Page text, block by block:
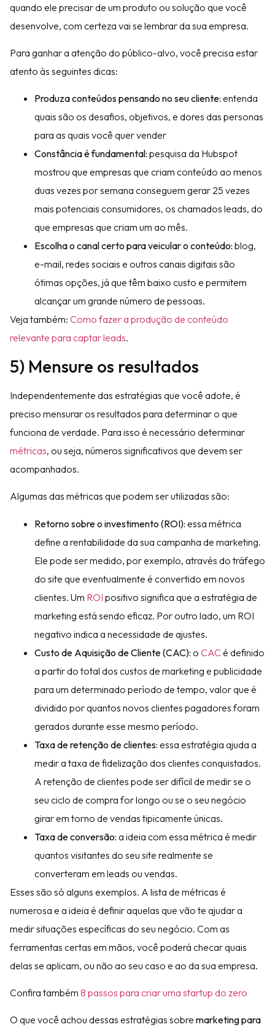
quando ele precisar de um produto ou solução que você
desenvolve, com certeza vai se lembrar da sua empresa.
Para ganhar a atenção do público-alvo, você precisa estar
atento às seguintes dicas:
Produza conteúdos pensando no seu cliente: entenda
quais são os desafios, objetivos, e dores das personas
para as quais você quer vender
Constância é fundamental: pesquisa da Hubspot
mostrou que empresas que criam conteúdo ao menos
duas vezes por semana conseguem gerar 25 vezes
mais potenciais consumidores, os chamados leads, do
que empresas que criam um ao mês.
Escolha o canal certo para veicular o conteúdo: blog,
e-mail, redes sociais e outros canais digitais são
ótimas opções, já que têm baixo custo e permitem
alcançar um grande número de pessoas.
Veja também: Como fazer a produção de conteúdo
relevante para captar leads.
5) Mensure os resultados
Independentemente das estratégias que você adote, é
preciso mensurar os resultados para determinar o que
funciona de verdade. Para isso é necessário determinar
métricas, ou seja, números significativos que devem ser
acompanhados.
Algumas das métricas que podem ser utilizadas são:
Retorno sobre o investimento (ROI): essa métrica
define a rentabilidade da sua campanha de marketing.
Ele pode ser medido, por exemplo, através do tráfego
do site que eventualmente é convertido em novos
clientes. Um ROI positivo significa que a estratégia de
marketing está sendo eficaz. Por outro lado, um ROI
negativo indica a necessidade de ajustes.
Custo de Aquisição de Cliente (CAC): o CACé definido
a partir do total dos custos de marketing e publicidade
para um determinado período de tempo, valor que é
dividido por quantos novos clientes pagadores foram
gerados durante esse mesmo período.
Taxa de retenção de clientes: essa estratégia ajuda a
medir a taxa de fidelização dos clientes conquistados.
A retenção de clientes pode ser difícil de medir se o
seu ciclo de compra for longo ou se o seu negócio
girar em torno de vendas tipicamente únicas.
Taxa de conversão: a ideia com essa métrica é medir
quantos visitantes do seu site realmente se
converteram em leads ou vendas.
Esses são só alguns exemplos. A lista de métricas é
numerosa e a ideia é definir aquelas que vão te ajudar a
medir situações específicas do seu negócio. Com as
ferramentas certas em mãos, você poderá checar quais
delas se aplicam, ou não ao seu caso e ao da sua empresa.
Confira também 8 passos para criar uma startup do zero
O que você achou dessas estratégias sobre marketing para